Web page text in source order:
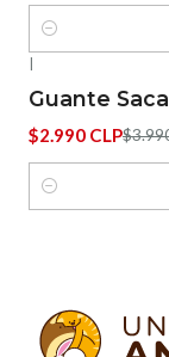
Cantidad
|
Guante
$2.990 CLP
Cantidad